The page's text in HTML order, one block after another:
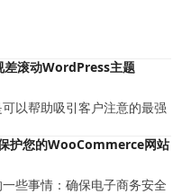
差滚动WordPress主题
以帮助吸引客户注意的最强
护您的WooCommerce网站
些事情：确保电子商务安全